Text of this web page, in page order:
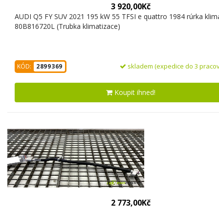
3 920,00Kč
AUDI Q5 FY SUV 2021 195 kW 55 TFSI e quattro 1984 rúrka
80B816720L (Trubka klimatizace)
KÓD: 2899369 skladem (expedice do 3
Koupit ihned!
2 773,00Kč